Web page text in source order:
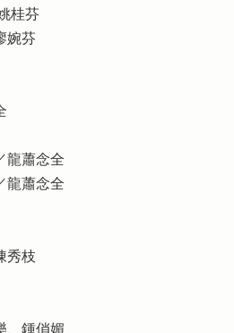
桂芬
婉芬
龍蕭念全
龍蕭念全
秀枝